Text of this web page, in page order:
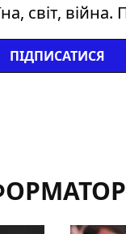
світ, війна.
ПІДПИСАТИСЯ